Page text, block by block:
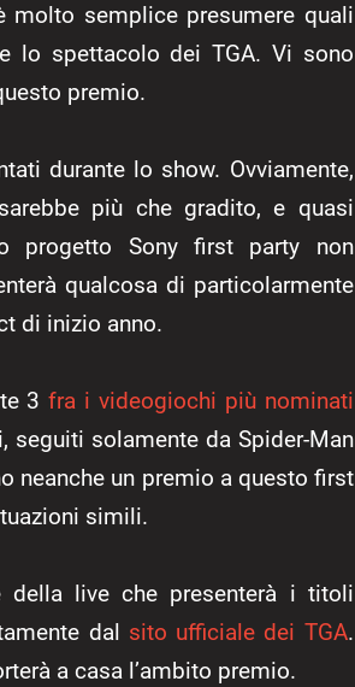
molto semplice presumere quali
lo spettacolo dei TGA. Vi sono
premio.
durante lo show. Ovviamente,
più che gradito, e quasi
progetto Sony first party non
qualcosa di particolarmente
di inizio anno.
3fra i videogiochi più nominati
seguiti solamente da Spider-Man
neanche un premio a questo first
simili.
della live che presenterà i titoli
dal sito ufficiale dei TGA.
a casa l’ambito premio.